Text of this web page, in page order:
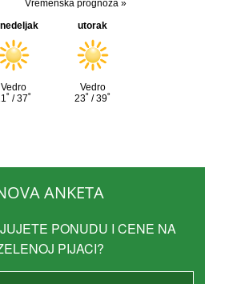
ANKETA
PONUDU I CENE NA
PIJACI?